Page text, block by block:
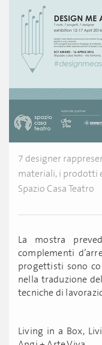
7 designer
materiali, i prodotti
Spazio Casa Teatro
La mostra
complementi
progettisti sono
nella traduzione
tecniche di
Living in a Box,